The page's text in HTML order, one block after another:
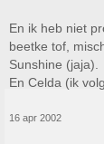
En ik heb niet
beetke tof,
Sunshine (jaja).
En Celda (ik
16 apr 2002